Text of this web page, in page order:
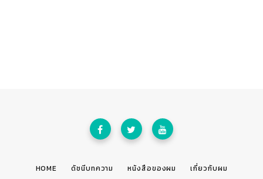
HOME ดัชนีบทความ หนังสือของผม เกี่ยวกับผม